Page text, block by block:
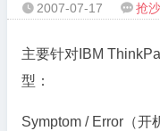
 2007-07-17  抢
主要针对IBM
型：
Symptom / Error（开